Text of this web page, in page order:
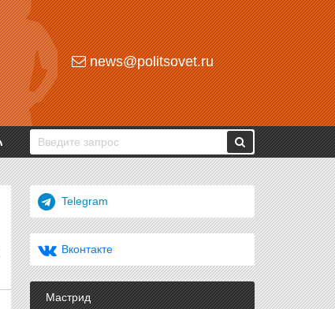
news@politsovet.ru
Telegram
Вконтакте
Мастрид